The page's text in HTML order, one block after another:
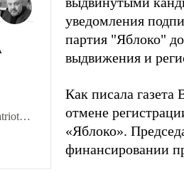
себя
с
уведомления
партия "Яблоко"
выдвижения и
Как писала
отмене
«Яблоко».
финансировании